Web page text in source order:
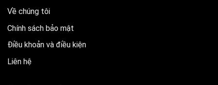
Về chúng tôi
Chính sách bảo mật
Điều khoản và điều kiện
Liên hệ